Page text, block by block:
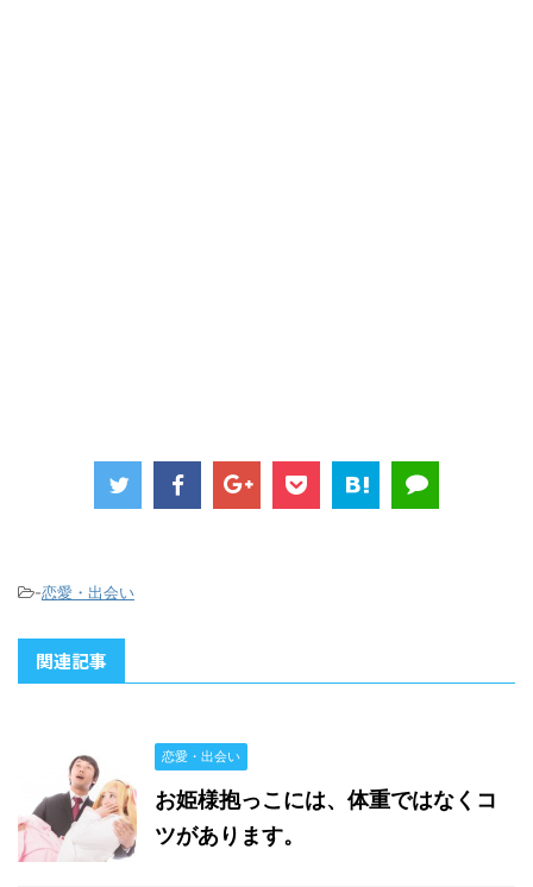
-恋愛・出会い
関連記事
恋愛・出会い
お姫様抱っこには、体重ではなくコ
ツがあります。